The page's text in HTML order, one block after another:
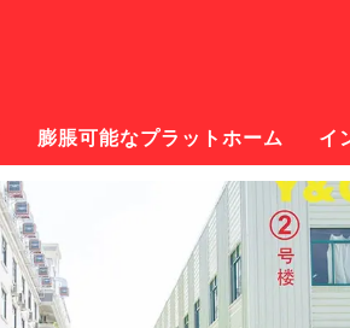
膨脹可能なプラットホーム イ